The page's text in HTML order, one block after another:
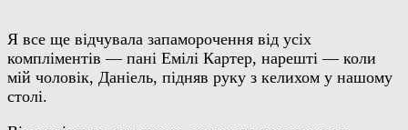
Я все ще відчувала запаморочення від усіх
компліментів — пані Емілі Картер, нарешті — коли
мій чоловік, Даніель, підняв руку з келихом у нашому
столі.